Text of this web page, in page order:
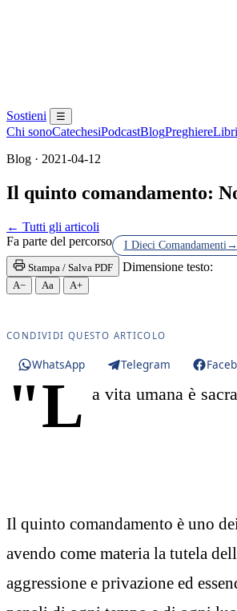
Sostieni ☰
Chi sonoCatechesiPodcastBlogPreghiereLibri
Blog · 2021-04-12
Il quinto comandamento:
← Tutti gli articoli
Fa parte del percorso
I Dieci Comandamenti →
Stampa / Salva PDF
Dimensione testo:
A− Aa A+
CONDIVIDI QUESTO ARTICOLO
WhatsApp Telegram
"L a vita umana è
Il quinto comandamento è uno
avendo come materia la tutela
aggressione e privazione ed